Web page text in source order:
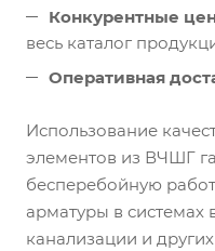
Конкурентные
весь каталог
Оперативная
Использование
элементов из ВЧШГ
бесперебойную
арматуры в системах
канализации и